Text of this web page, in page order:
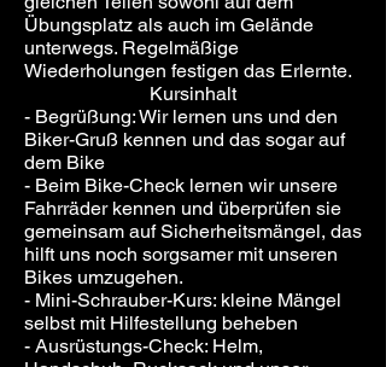
Übungsplatz als auch im Gelände
unterwegs. Regelmäßige
Wiederholungen festigen das Erlernte.
Kursinhalt
- Begrüßung: Wir lernen uns und den
Biker-Gruß kennen und das sogar auf
dem Bike
- Beim Bike-Check lernen wir unsere
Fahrräder kennen und überprüfen sie
gemeinsam auf Sicherheitsmängel, das
hilft uns noch sorgsamer mit unseren
Bikes umzugehen.
- Mini-Schrauber-Kurs: kleine Mängel
selbst mit Hilfestellung beheben
- Ausrüstungs-Check: Helm,